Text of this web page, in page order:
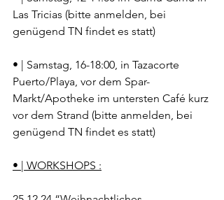
Las Tricias (bitte anmelden, bei
genügend TN findet es statt)
• | Samstag, 16-18:00, in Tazacorte
Puerto/Playa, vor dem Spar-
Markt/Apotheke im untersten Café kurz
vor dem Strand (bitte anmelden, bei
genügend TN findet es statt)
• | WORKSHOPS :